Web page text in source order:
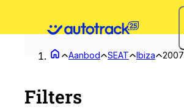
Aanbod SEAT Ibiza 2007
Filters